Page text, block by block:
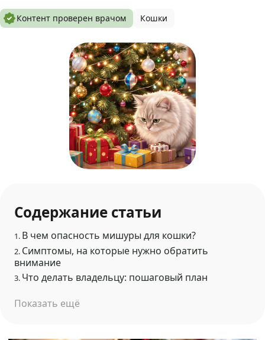
Контент проверен врачом Кошки
Содержание статьи
1. В чем опасность мишуры для кошки?
2. Симптомы, на которые нужно обратить
внимание
3. Что делать владельцу: пошаговый план
Показать ещё